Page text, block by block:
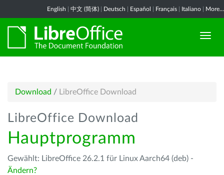
English 中文 (简体) Deutsch Español Français Italiano More...
Download / LibreOffice Download
LibreOffice Download
Hauptprogramm
Gewählt: LibreOffice 26.2.1 für Linux Aarch64 (deb) -
Ändern?